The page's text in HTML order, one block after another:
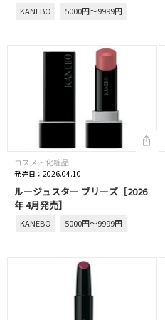
KANEBO 5000円～9999円
コスメ・化粧品
発売日：2026.04.10
ルージュスター ブリーズ［2026
年 4月発売］
KANEBO 5000円～9999円